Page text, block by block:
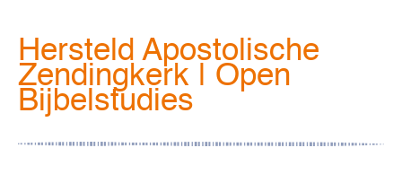
Hersteld Apostolische
Zendingkerk | Open
Bijbelstudies